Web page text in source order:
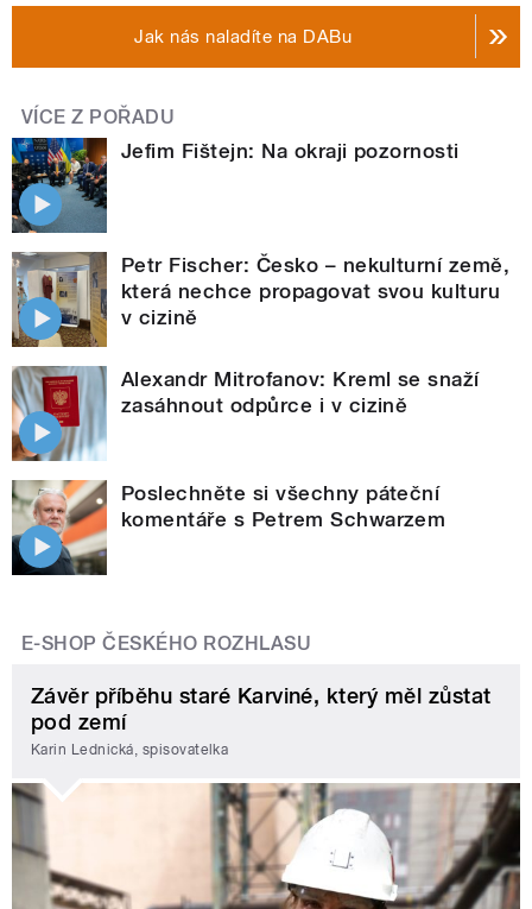
Jak nás naladíte na DABu
VÍCE Z POŘADU
Jefim Fištejn: Na okraji pozornosti
Petr Fischer: Česko – nekulturní země,
která nechce propagovat svou kulturu
v cizině
Alexandr Mitrofanov: Kreml se snaží
zasáhnout odpůrce i v cizině
Poslechněte si všechny páteční
komentáře s Petrem Schwarzem
E-SHOP ČESKÉHO ROZHLASU
Závěr příběhu staré Karviné, který měl zůstat
pod zemí
Karin Lednická, spisovatelka